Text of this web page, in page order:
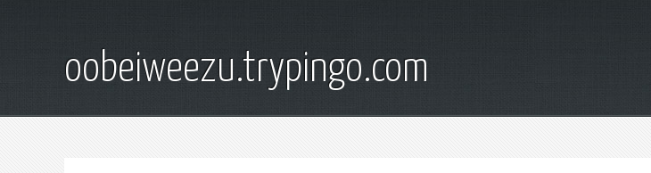
oobeiweezu.trypingo.com